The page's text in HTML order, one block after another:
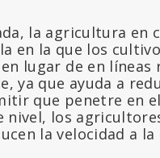
la agricultura en
en la que los
lugar de en
ya que ayuda a
que penetre en
nivel, los
la velocidad a